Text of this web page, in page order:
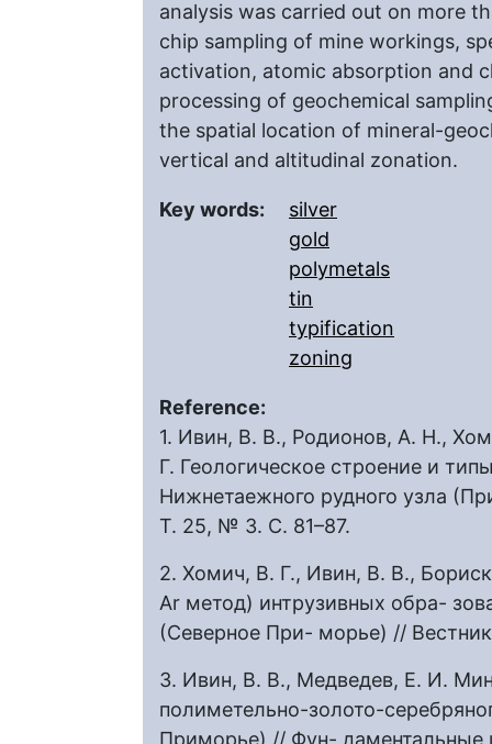
analysis was carried out on more
chip sampling of mine workings,
activation, atomic absorption and
processing of geochemical
the spatial location of mineral-
vertical and altitudinal zonation.
Key words:
silver
gold
polymetals
tin
typification
zoning
Reference:
1. Ивин, В. В., Родионов, А. Н.,
Г. Геологическое строение и
Нижнетаежного рудного узла
Т. 25, № 3. С. 81–87.
2. Хомич, В. Г., Ивин, В. В.,
Ar метод) интрузивных обра-
(Северное При- морье) //
3. Ивин, В. В., Медведев, Е. И.
полиметельно-золото-
Приморье) // Фун- даментальные